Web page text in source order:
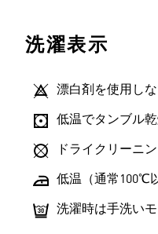
洗濯表示
漂白剤を使用し
低温でタンブル
ドライクリーニ
低温（通常100℃
洗濯時は手洗い